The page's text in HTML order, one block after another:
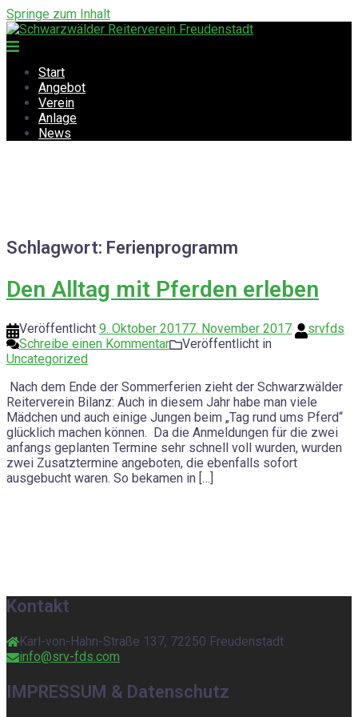
Springe zum Inhalt
Start
Angebot
Verein
Anlage
News
Schlagwort: Ferienprogramm
Den Alltag mit Pferden erleben
Veröffentlicht 9. Oktober 20177. November 2017
srvfds
Schreibe einen Kommentar
Veröffentlicht in
Uncategorized
Nach dem Ende der Sommerferien zieht der Schwarzwälder
Reiterverein Bilanz: Auch in diesem Jahr habe man viele
Mädchen und auch einige Jungen beim „Tag rund ums Pferd“
glücklich machen können. Da die Anmeldungen für die zwei
anfangs geplanten Termine sehr schnell voll wurden, wurden
zwei Zusatztermine angeboten, die ebenfalls sofort
ausgebucht waren. So bekamen in […]
Kontakt
Karl-von-Hahn-Straße 137, 72250 Freudenstadt
info@srv-fds.com
IMPRESSUM & Datenschutz